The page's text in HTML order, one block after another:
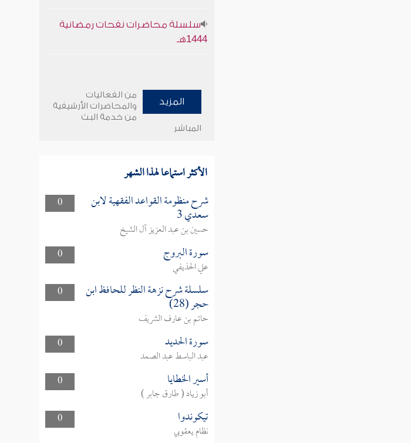
سلسلة محاضرات نفحات رمضانية
1444هـ
المزيد
من الفعاليات
والمحاضرات الأرشيفية
من خدمة البث
المباشر
الأكثر استماعا لهذا الشهر
0 شرح منظومة القواعد الفقهية لابن
سعدي 3
حسين بن عبد العزيز آل الشيخ
0
سورة البروج
علي الحذيفي
0
سلسلة شرح نزهة النظر للحافظ ابن
حجر (28)
حاتم بن عارف الشريف
0
سورة الحديد
عبد الباسط عبد الصمد
0
أسير الخطايا
أبو زياد ( طارق جابر )
0
تيكوندوا
نظام يعقوبي